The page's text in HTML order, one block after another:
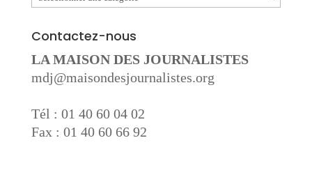
Contactez-nous
LA MAISON DES JOURNALISTES
mdj@maisondesjournalistes.org
Tél : 01 40 60 04 02
Fax : 01 40 60 66 92